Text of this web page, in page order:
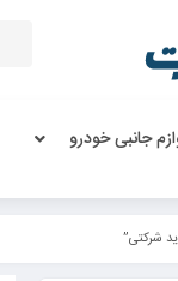
جانبی خودرو
شرکتی”